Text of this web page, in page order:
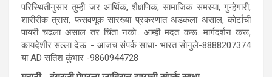
कायदेशीर सल्ला या मार्गदर्शन पाहिजे. संपर्क साधा-
परिस्थितीनुसार तुम्ही जर आर्थिक, शैक्षणिक, सामाजिक समस्या, गुन्हेगारी,
शारीरीक त्रास, फसवणूक सारख्या प्रकरणात अडकला असाल, काेर्टाची
पायरी चढला असाल तर चिंता नकाे.. आम्ही मदत करू. मार्गदर्शन करू,
कायदेशीर सल्ला देऊ. - आजच संपर्क साधा- भारत साेनुले-8888207374
या AD सतिश कुंभार -9860944728